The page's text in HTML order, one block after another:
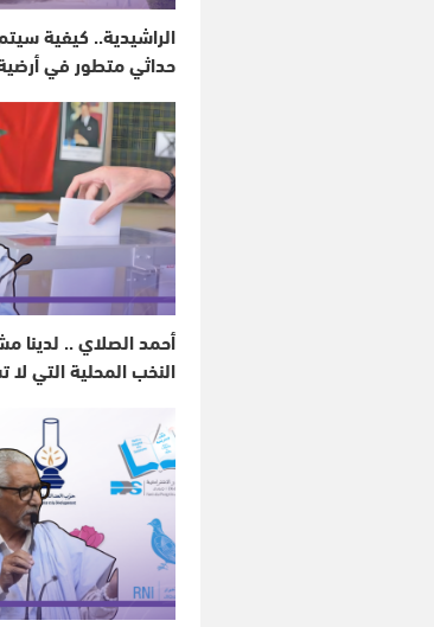
الراشيدية.. كيفية
حداثي متطور في
أحمد الصلاي .. لدينا
النخب المحلية التي